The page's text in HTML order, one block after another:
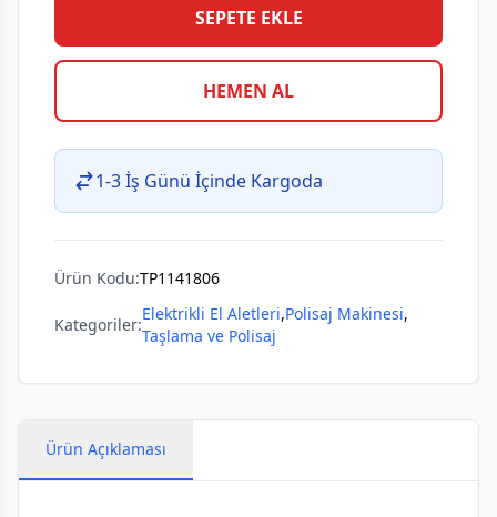
SEPETE EKLE
HEMEN AL
1-3 İş Günü İçinde Kargoda
Ürün Kodu:TP1141806
Kategoriler:
Elektrikli El Aletleri,Polisaj Makinesi,
Taşlama ve Polisaj
Ürün Açıklaması